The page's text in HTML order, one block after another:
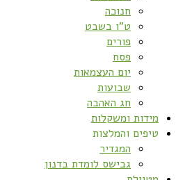
חנוכה
ט”ו בשבט
פורים
פסח
יום העצמאות
שבועות
חג האהבה
מידות ומשקלות
טיפים והמלצות
המגדיר
גבישס לומדת בדנון